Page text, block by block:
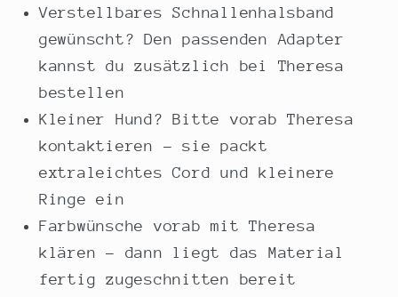
Verstellbares Schnallenhalsband
gewünscht? Den passenden Adapter
kannst du zusätzlich bei Theresa
bestellen
Kleiner Hund? Bitte vorab Theresa
kontaktieren – sie packt
extraleichtes Cord und kleinere
Ringe ein
Farbwünsche vorab mit Theresa
klären – dann liegt das Material
fertig zugeschnitten bereit